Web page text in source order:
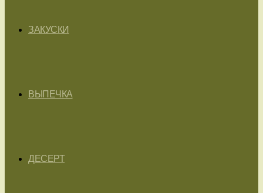
ЗАКУСКИ
ВЫПЕЧКА
ДЕСЕРТ